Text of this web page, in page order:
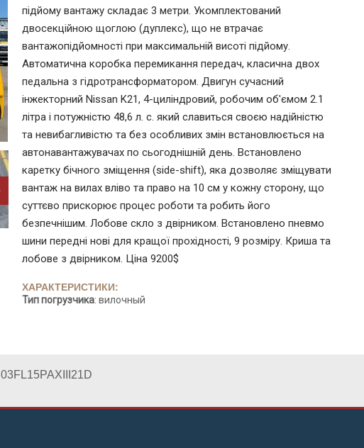
підйому вантажу складає 3 метри. Укомплектований
двосекційною щоглою (дуплекс), що не втрачає
вантажопідйомності при максимальній висоті підйому.
Автоматична коробка перемикання передач, класична двох
педальна з гідротрансформатором. Двигун сучасний
інжекторний Nissan K21, 4-циліндровий, робочим об'ємом 2.1
літра і потужністю 48,6 л. с. який славиться своєю надійністю
та невибагливістю та без особливих змін встановлюється на
автонавантажувачах по сьогоднішній день. Встановлено
каретку бічного зміщення (side-shift), яка дозволяє зміщувати
вантаж на вилах вліво та право на 10 см у кожну сторону, що
суттєво прискорює процес роботи та робить його
безпечнішим. Лобове скло з двірником. Встановлено пневмо
шини переднi новi для кращої прохідності, 9 розмiру. Криша та
лобове з двірником. Цiна 9200$
ХАРАКТЕРИСТИКИ:
Тип погрузчика: вилочный
03FL15PAXIII21D